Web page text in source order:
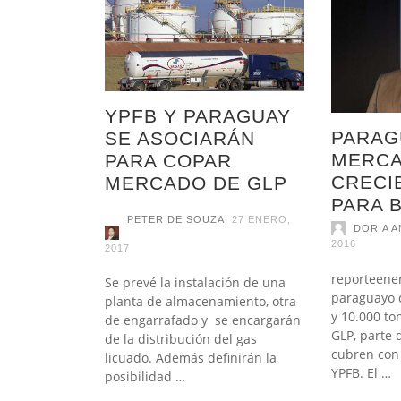
2018
LICITACIONES
2017
RESERVAS
LITIO
SÍSMICA
BOLIVIA ES UN PUNTO CLAVE PARA
USO DE ENERGÍAS RENOVABLES
PETER DE SOUZA,15 MAYO, 2017
YPFB Y PARAGUAY
SE ASOCIARÁN
PARA COPAR
MERCADO DE GLP
PETER DE SOUZA 27 ENERO,
2017
Se prevé la instalación de una
planta de almacenamiento, otra
de engarrafado y se encargarán
de la distribución del gas
licuado. Además definirán la
posibilidad …
PARA
DORIA
2016
paraguayo
y 10.000
GLP, parte
cubren
YPFB. El …